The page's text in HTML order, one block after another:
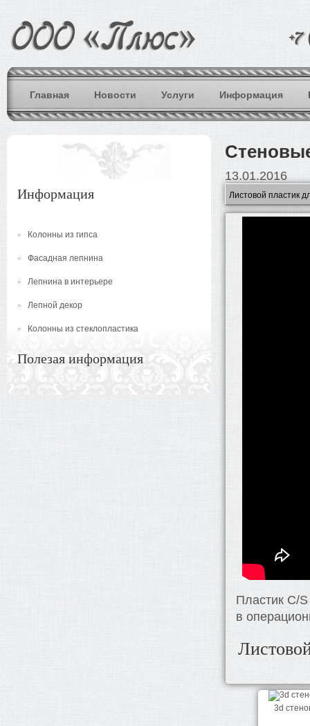
Главная Новости Услуги Информация
Информация
Колонны из гипса
Фасадная лепнина
Лепнина в интерьере
Лепной декор
Колонны из стеклопластика
Полезая информация
13.01.2016
Пластик C/
в
3d